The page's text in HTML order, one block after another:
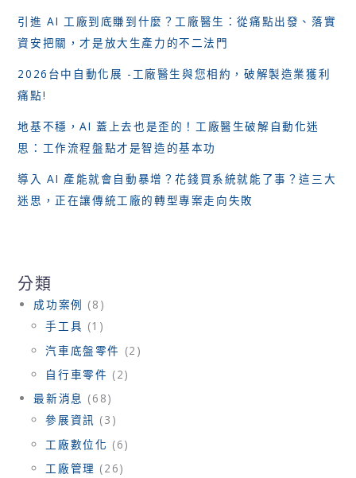
引進 AI 工廠到底賺到什麼？工廠醫生：從痛點出發、落實
資安把關，才是放大生產力的不二法門
2026台中自動化展 -工廠醫生與您相約，破解製造業獲利
痛點!
地基不穩，AI 蓋上去也是歪的！工廠醫生破解自動化迷
思：工作流程盤點才是智造的基本功
導入 AI 產能就會自動暴增？花錢買系統就能了事？這三大
迷思，正在讓傳統工廠的轉型專案走向失敗
分類
成功案例 (8)
手工具 (1)
汽車底盤零件 (2)
自行車零件 (2)
最新消息 (68)
參展資訊 (3)
工廠數位化 (6)
工廠管理 (26)